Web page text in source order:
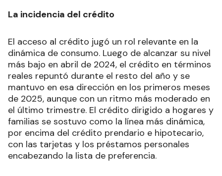
La incidencia del crédito
El acceso al crédito jugó un rol relevante en la
dinámica de consumo. Luego de alcanzar su nivel
más bajo en abril de 2024, el crédito en términos
reales repuntó durante el resto del año y se
mantuvo en esa dirección en los primeros meses
de 2025, aunque con un ritmo más moderado en
el último trimestre. El crédito dirigido a hogares y
familias se sostuvo como la línea más dinámica,
por encima del crédito prendario e hipotecario,
con las tarjetas y los préstamos personales
encabezando la lista de preferencia.